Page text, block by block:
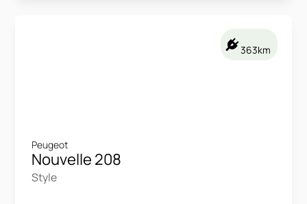
Peugeot
Nouvelle 208
Style
363km